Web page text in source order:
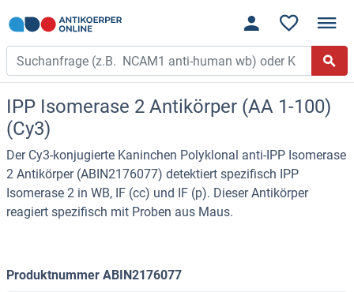
IPP Isomerase 2 Antikörper (AA 1-100)
(Cy3)
Der Cy3-konjugierte Kaninchen Polyklonal anti-IPP Isomerase
2 Antikörper (ABIN2176077) detektiert spezifisch IPP
Isomerase 2 in WB, IF (cc) und IF (p). Dieser Antikörper
reagiert spezifisch mit Proben aus Maus.
Produktnummer ABIN2176077